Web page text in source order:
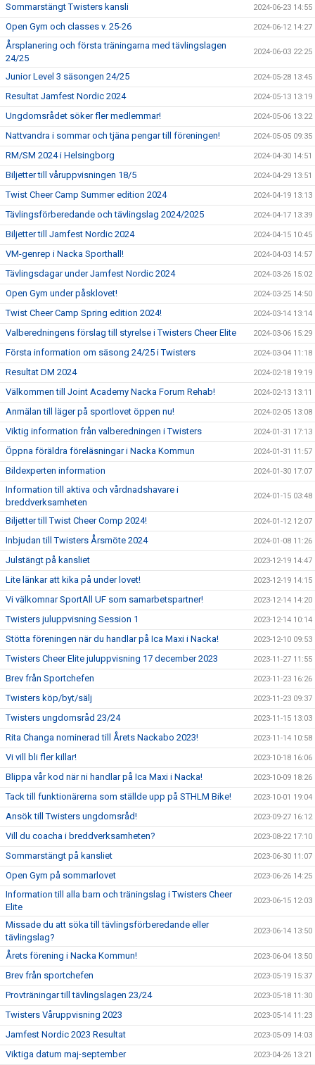
Sommarstängt Twisters kansli 2024-06-23 14:55
Open Gym och classes v. 25-26 2024-06-12 14:27
Årsplanering och första träningarna med tävlingslagen
24/25
2024-06-03 22:25
Junior Level 3 säsongen 24/25 2024-05-28 13:45
Resultat Jamfest Nordic 2024 2024-05-13 13:19
Ungdomsrådet söker fler medlemmar! 2024-05-06 13:22
Nattvandra i sommar och tjäna pengar till föreningen! 2024-05-05 09:35
RM/SM 2024 i Helsingborg 2024-04-30 14:51
Biljetter till våruppvisningen 18/5 2024-04-29 13:51
Twist Cheer Camp Summer edition 2024 2024-04-19 13:13
Tävlingsförberedande och tävlingslag 2024/2025 2024-04-17 13:39
Biljetter till Jamfest Nordic 2024 2024-04-15 10:45
VM-genrep i Nacka Sporthall! 2024-04-03 14:57
Tävlingsdagar under Jamfest Nordic 2024 2024-03-26 15:02
Open Gym under påsklovet! 2024-03-25 14:50
Twist Cheer Camp Spring edition 2024! 2024-03-14 13:14
Valberedningens förslag till styrelse i Twisters Cheer Elite 2024-03-06 15:29
Första information om säsong 24/25 i Twisters 2024-03-04 11:18
Resultat DM 2024 2024-02-18 19:19
Välkommen till Joint Academy Nacka Forum Rehab! 2024-02-13 13:11
Anmälan till läger på sportlovet öppen nu! 2024-02-05 13:08
Viktig information från valberedningen i Twisters 2024-01-31 17:13
Öppna föräldra föreläsningar i Nacka Kommun 2024-01-31 11:57
Bildexperten information 2024-01-30 17:07
Information till aktiva och vårdnadshavare i
breddverksamheten
2024-01-15 03:48
Biljetter till Twist Cheer Comp 2024! 2024-01-12 12:07
Inbjudan till Twisters Årsmöte 2024 2024-01-08 11:26
Julstängt på kansliet 2023-12-19 14:47
Lite länkar att kika på under lovet! 2023-12-19 14:15
Vi välkomnar SportAll UF som samarbetspartner! 2023-12-14 14:20
Twisters juluppvisning Session 1 2023-12-14 10:14
Stötta föreningen när du handlar på Ica Maxi i Nacka! 2023-12-10 09:53
Twisters Cheer Elite juluppvisning 17 december 2023 2023-11-27 11:55
Brev från Sportchefen 2023-11-23 16:26
Twisters köp/byt/sälj 2023-11-23 09:37
Twisters ungdomsråd 23/24 2023-11-15 13:03
Rita Changa nominerad till Årets Nackabo 2023! 2023-11-14 10:58
Vi vill bli fler killar! 2023-10-18 16:06
Blippa vår kod när ni handlar på Ica Maxi i Nacka! 2023-10-09 18:26
Tack till funktionärerna som ställde upp på STHLM Bike! 2023-10-01 19:04
Ansök till Twisters ungdomsråd! 2023-09-27 16:12
Vill du coacha i breddverksamheten? 2023-08-22 17:10
Sommarstängt på kansliet 2023-06-30 11:07
Open Gym på sommarlovet 2023-06-26 14:25
Information till alla barn och träningslag i Twisters Cheer
Elite
2023-06-15 12:03
Missade du att söka till tävlingsförberedande eller
tävlingslag?
2023-06-14 13:50
Årets förening i Nacka Kommun! 2023-06-04 13:50
Brev från sportchefen 2023-05-19 15:37
Provträningar till tävlingslagen 23/24 2023-05-18 11:30
Twisters Våruppvisning 2023 2023-05-14 11:23
Jamfest Nordic 2023 Resultat 2023-05-09 14:03
Viktiga datum maj-september 2023-04-26 13:21